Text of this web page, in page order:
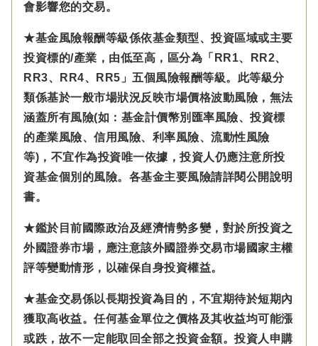
會影響您的交易。
★基金風險報酬等級係依基金類型、投資區域或主要
投資標的/產業，由低至高，區分為「RR1、RR2、
RR3、RR4、RR5」五個風險報酬等級。此等級分
類係基於一般市場狀況反映市場價格波動風險，無法
涵蓋所有風險(如：基金計價幣別匯率風險、投資標
的產業風險、信用風險、利率風險、流動性風險
等)，不宜作為投資唯一依據，投資人仍應注意所投
資基金個別的風險。各基金主要風險請詳閱公開說明
書。
★鑑於目前國際政治及經濟情勢多變，對於所投資之
外國證券市場，應注意該外國證券交易市場國家主權
評等變動情形，以確保自身投資權益。
★基金交易係以長期投資為目的，不宜期待於短期內
獲取高收益。任何基金單位之價格及其收益均可能漲
或跌，故不一定能取回全部之投資金額。投資人申購